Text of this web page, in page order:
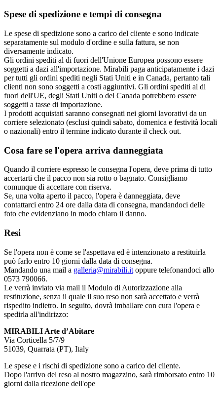
Spese di spedizione e tempi di consegna
Le spese di spedizione sono a carico del cliente e sono indicate
separatamente sul modulo d'ordine e sulla fattura, se non
diversamente indicato.
Gli ordini spediti al di fuori dell'Unione Europea possono essere
soggetti a dazi all'importazione. Mirabili paga anticipatamente i dazi
per tutti gli ordini spediti negli Stati Uniti e in Canada, pertanto tali
clienti non sono soggetti a costi aggiuntivi. Gli ordini spediti al di
fuori dell'UE, degli Stati Uniti o del Canada potrebbero essere
soggetti a tasse di importazione.
I prodotti acquistati saranno consegnati nei giorni lavorativi da un
corriere selezionato (esclusi quindi sabato, domenica e festività locali
o nazionali) entro il termine indicato durante il check out.
Cosa fare se l'opera arriva danneggiata
Quando il corriere espresso le consegna l'opera, deve prima di tutto
accertarti che il pacco non sia rotto o bagnato. Consigliamo
comunque di accettare con riserva.
Se, una volta aperto il pacco, l'opera è danneggiata, deve
contattarci entro 24 ore dalla data di consegna, mandandoci delle
foto che evidenziano in modo chiaro il danno.
Resi
Se l'opera non è come se l'aspettava ed è intenzionato a restituirla
può farlo entro 10 giorni dalla data di consegna.
Mandando una mail a galleria@mirabili.it oppure telefonandoci allo
0573 790066.
Le verrà inviato via mail il Modulo di Autorizzazione alla
restituzione, senza il quale il suo reso non sarà accettato e verrà
rispedito indietro. In seguito, dovrà imballare con cura l'opera e
spedirla all'indirizzo:
MIRABILI Arte d’Abitare
Via Corticella 5/7/9
51039, Quarrata (PT), Italy
Le spese e i rischi di spedizione sono a carico del cliente.
Dopo l'arrivo del reso al nostro magazzino, sarà rimborsato entro 10
giorni dalla ricezione dell'ope